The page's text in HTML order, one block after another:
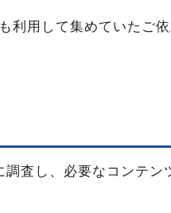
用して集めていたご
査し、必要なコンテン